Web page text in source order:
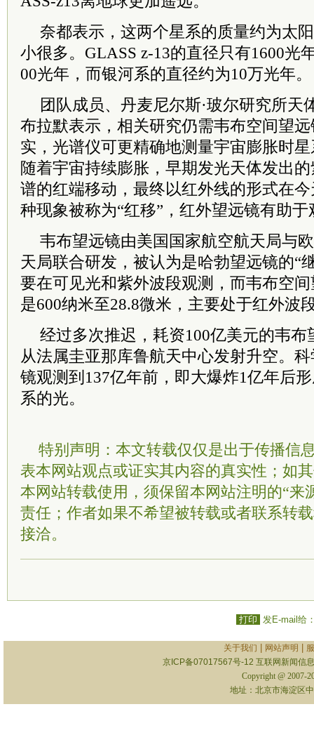
奈都表示，这两个星系的质量约为太
小很多。GLASS z-13的直径只有1600光
00光年，而银河系的直径约为10万光年。
团队成员、丹麦尼尔斯·玻尔研究所天
布拉默表示，相关研究仍需韦布空间望
实，光谱仪可更精确地测量宇宙膨胀时
随着宇宙持续膨胀，早期发光天体发出
谱的红端移动，最终以红外线的形式在
种现象被称为“红移”，红外望远镜有助
韦布望远镜由美国国家航空航天局与
天局联合研发，被认为是哈勃望远镜的“
要在可见光和紫外波段观测，而韦布空
是600纳米至28.8微米，主要处于红外波
经过多次推迟，耗资100亿美元的韦布
从法属圭亚那库鲁航天中心发射升空。
镜观测到137亿年前，即大爆炸1亿年后
系的光。
特别声明：本文转载仅仅是出于传播信
表本网站观点或证实其内容的真实性；如
本网站转载使用，须保留本网站注明的“来
责任；作者如果不希望被转载或者联系转
接洽。
打印 发E-mail给
关于我们 网站声明
京ICP备07017567号-12 互联网新闻信
Copyright @ 2007-
地址：北京市海淀区